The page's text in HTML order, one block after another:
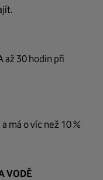
až 30 hodin při
má o víc než 10 %
VODĚ